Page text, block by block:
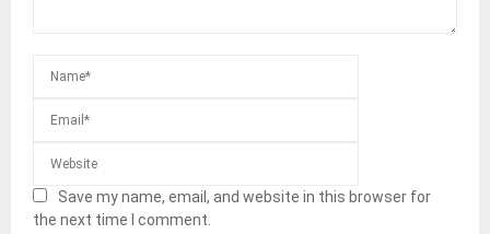
Save my name, email, and website in this browser for
the next time I comment.